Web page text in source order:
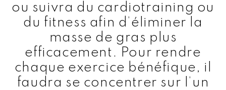
ou suivra du cardiotraining ou
du fitness afin d’éliminer la
masse de gras plus
efficacement. Pour rendre
chaque exercice bénéfique, il
faudra se concentrer sur l’un